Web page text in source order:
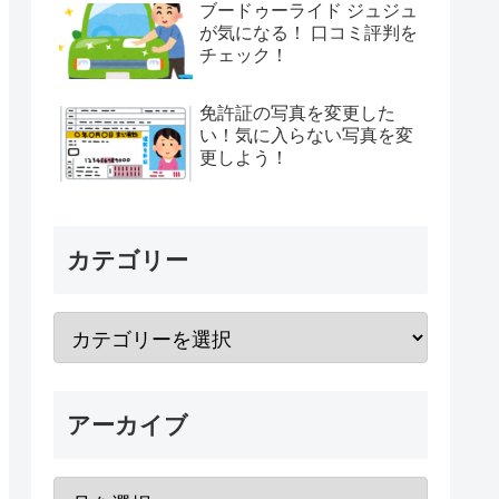
ブードゥーライド ジュジュ
が気になる！ 口コミ評判を
チェック！
免許証の写真を変更した
い！気に入らない写真を変
更しよう！
カテゴリー
アーカイブ